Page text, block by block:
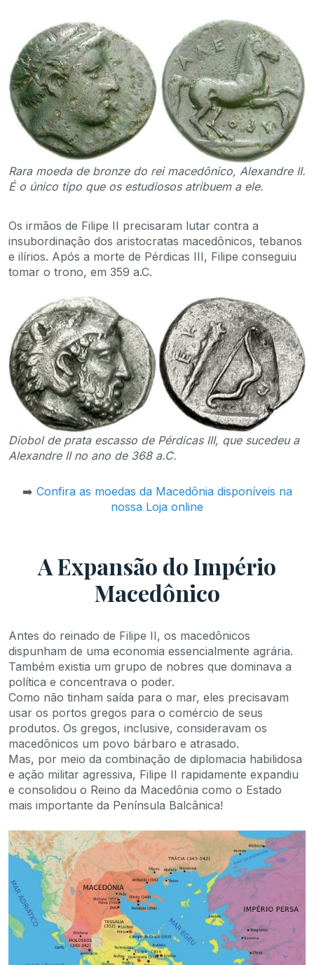
Rara moeda de bronze do rei macedônico, Alexandre II.
É o único tipo que os estudiosos atribuem a ele.
Os irmãos de Filipe II precisaram lutar contra a
insubordinação dos aristocratas macedônicos, tebanos
e ilírios. Após a morte de Pérdicas III, Filipe conseguiu
tomar o trono, em 359 a.C.
Diobol de prata escasso de Pérdicas III, que sucedeu a
Alexandre II no ano de 368 a.C.
➡️ Confira as moedas da Macedônia disponíveis na
nossa Loja online
A Expansão do Império
Macedônico
Antes do reinado de Filipe II, os macedônicos
dispunham de uma economia essencialmente agrária.
Também existia um grupo de nobres que dominava a
política e concentrava o poder.
Como não tinham saída para o mar, eles precisavam
usar os portos gregos para o comércio de seus
produtos. Os gregos, inclusive, consideravam os
macedônicos um povo bárbaro e atrasado.
Mas, por meio da combinação de diplomacia habilidosa
e ação militar agressiva, Filipe II rapidamente expandiu
e consolidou o Reino da Macedônia como o Estado
mais importante da Península Balcânica!